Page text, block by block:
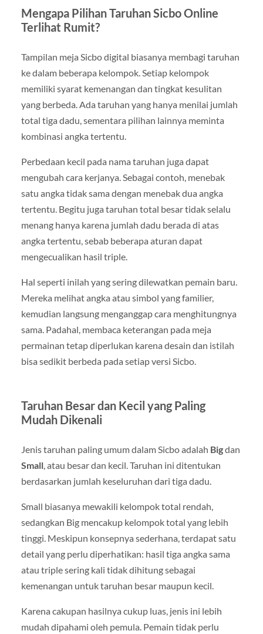
Mengapa Pilihan Taruhan Sicbo Online
Terlihat Rumit?
Tampilan meja Sicbo digital biasanya membagi taruhan
ke dalam beberapa kelompok. Setiap kelompok
memiliki syarat kemenangan dan tingkat kesulitan
yang berbeda. Ada taruhan yang hanya menilai jumlah
total tiga dadu, sementara pilihan lainnya meminta
kombinasi angka tertentu.
Perbedaan kecil pada nama taruhan juga dapat
mengubah cara kerjanya. Sebagai contoh, menebak
satu angka tidak sama dengan menebak dua angka
tertentu. Begitu juga taruhan total besar tidak selalu
menang hanya karena jumlah dadu berada di atas
angka tertentu, sebab beberapa aturan dapat
mengecualikan hasil triple.
Hal seperti inilah yang sering dilewatkan pemain baru.
Mereka melihat angka atau simbol yang familier,
kemudian langsung menganggap cara menghitungnya
sama. Padahal, membaca keterangan pada meja
permainan tetap diperlukan karena desain dan istilah
bisa sedikit berbeda pada setiap versi Sicbo.
Taruhan Besar dan Kecil yang Paling
Mudah Dikenali
Jenis taruhan paling umum dalam Sicbo adalah Bigdan
Small, atau besar dan kecil. Taruhan ini ditentukan
berdasarkan jumlah keseluruhan dari tiga dadu.
Small biasanya mewakili kelompok total rendah,
sedangkan Big mencakup kelompok total yang lebih
tinggi. Meskipun konsepnya sederhana, terdapat satu
detail yang perlu diperhatikan: hasil tiga angka sama
atau triple sering kali tidak dihitung sebagai
kemenangan untuk taruhan besar maupun kecil.
Karena cakupan hasilnya cukup luas, jenis ini lebih
mudah dipahami oleh pemula. Pemain tidak perlu